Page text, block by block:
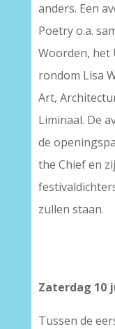
anders. Een
Poetry o.a.
Woorden, het
rondom Lisa
Art,
Liminaal. De
de
the Chief en
zullen staan.
Zaterdag 10
Tussen de